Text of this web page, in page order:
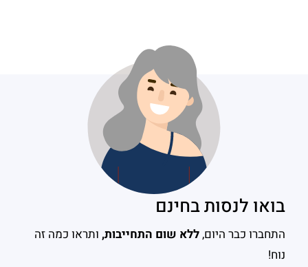
בואו לנסות בחינם
התחברו כבר היום,ללא שום התחייבות, ותראו כמה זה
נוח!